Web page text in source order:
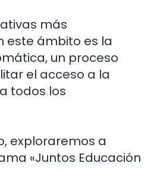
más
este ámbito es la
un proceso
el acceso a la
todos los
exploraremos a
«Juntos Educación